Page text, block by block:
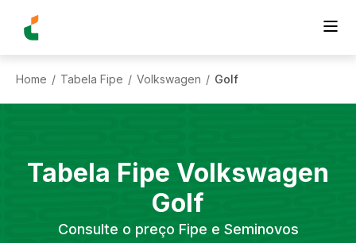
Home / Tabela Fipe / Volkswagen / Golf
Tabela Fipe Volkswagen
Golf
Consulte o preço Fipe e Seminovos